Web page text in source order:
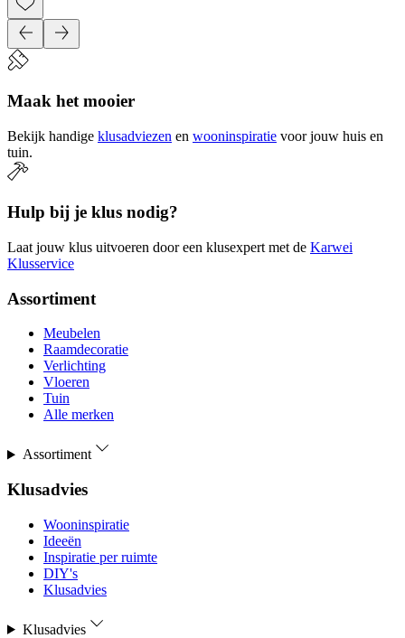
Maak het mooier
Bekijk handige klusadviezen en wooninspiratie voor jouw huis en
tuin.
Hulp bij je klus nodig?
Laat jouw klus uitvoeren door een klusexpert met de Karwei
Klusservice
Assortiment
Meubelen
Raamdecoratie
Verlichting
Vloeren
Tuin
Alle merken
Assortiment
Klusadvies
Wooninspiratie
Ideeën
Inspiratie per ruimte
DIY's
Klusadvies
Klusadvies